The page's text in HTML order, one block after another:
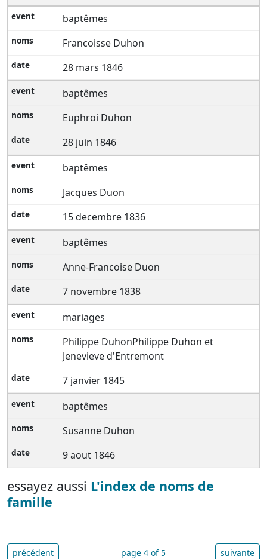
baptêmes
Francoisse Duhon
28 mars 1846
baptêmes
Euphroi Duhon
28 juin 1846
baptêmes
Jacques Duon
15 decembre 1836
baptêmes
Anne-Francoise Duon
7 novembre 1838
mariages
Philippe DuhonPhilippe Duhon et
Jenevieve d'Entremont
7 janvier 1845
baptêmes
Susanne Duhon
9 aout 1846
essayez aussi L'index de noms de
famille
précédent page 4 of 5 suivante